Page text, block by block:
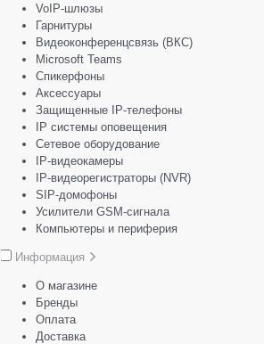
VoIP-шлюзы
Гарнитуры
Видеоконференцсвязь (ВКС)
Microsoft Teams
Спикерфоны
Аксессуары
Защищенные IP-телефоны
IP системы оповещения
Сетевое оборудование
IP-видеокамеры
IP-видеорегистраторы (NVR)
SIP-домофоны
Усилители GSM-сигнала
Компьютеры и периферия
Информация
О магазине
Бренды
Оплата
Доставка